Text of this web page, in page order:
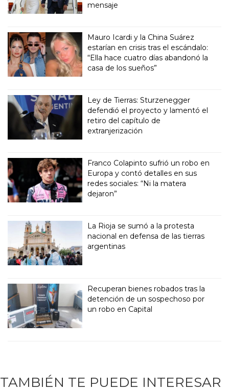
mensaje
Mauro Icardi y la China Suárez
estarían en crisis tras el escándalo:
“Ella hace cuatro días abandonó la
casa de los sueños”
Ley de Tierras: Sturzenegger
defendió el proyecto y lamentó el
retiro del capítulo de
extranjerización
Franco Colapinto sufrió un robo en
Europa y contó detalles en sus
redes sociales: “Ni la matera
dejaron”
La Rioja se sumó a la protesta
nacional en defensa de las tierras
argentinas
Recuperan bienes robados tras la
detención de un sospechoso por
un robo en Capital
TAMBIÉN TE PUEDE INTERESAR